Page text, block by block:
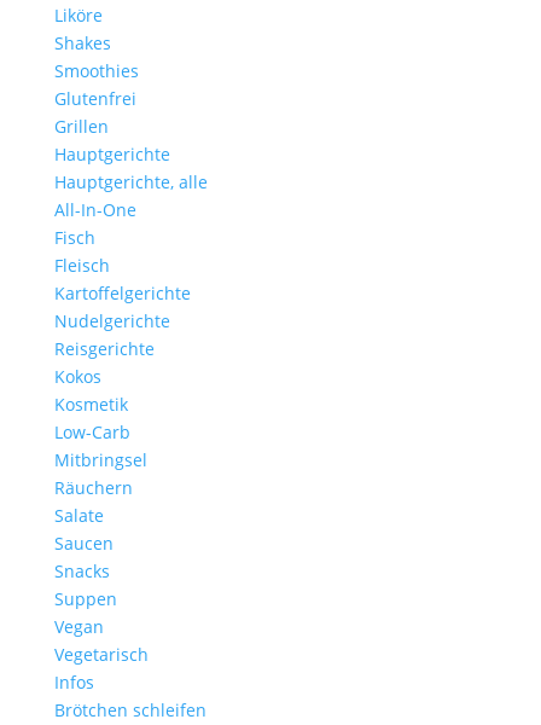
Liköre
Shakes
Smoothies
Glutenfrei
Grillen
Hauptgerichte
Hauptgerichte, alle
All-In-One
Fisch
Fleisch
Kartoffelgerichte
Nudelgerichte
Reisgerichte
Kokos
Kosmetik
Low-Carb
Mitbringsel
Räuchern
Salate
Saucen
Snacks
Suppen
Vegan
Vegetarisch
Infos
Brötchen schleifen